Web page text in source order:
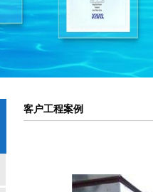
客户工程案例